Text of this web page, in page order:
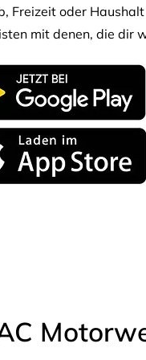
Freizeit oder
mit denen, die dir